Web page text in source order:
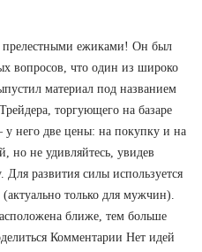
прелестными ежиками! Он был
вопросов, что один из широко
материал под названием
торгующего на базаре
у него две цены: на покупку и на
но не удивляйтесь, увидев
развития силы используется
только для мужчин).
ближе, тем больше
Комментарии Нет идей